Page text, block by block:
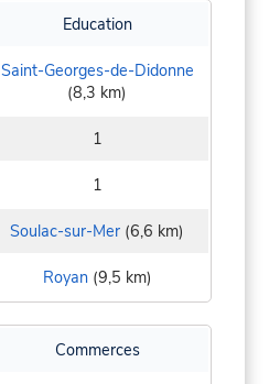
Education
Saint-Georges-de-Didonne
(8,3 km)
1
1
Soulac-sur-Mer (6,6 km)
Royan(9,5 km)
Commerces